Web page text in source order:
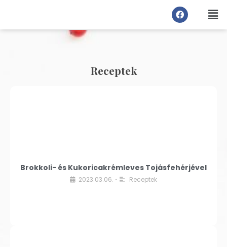
Receptek
Brokkoli- és Kukoricakrémleves Tojásfehérjével
2023.03.06. • Receptek